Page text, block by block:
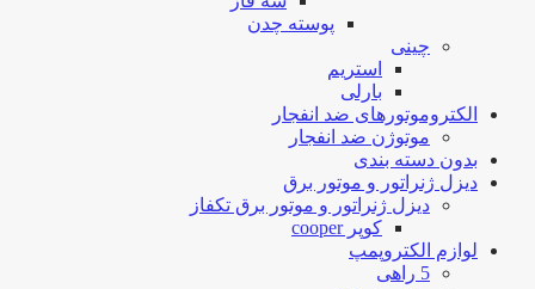
پوسته چدن
چینی
استریم
بارلی
الکتروموتورهای ضد انفجار
موتوژن ضد انفجار
بدون دسته بندی
دیزل ژنراتور و موتور برق
دیزل ژنراتور و موتور برق تکفاز
کوپر cooper
لوازم الکتروپمپ
5 راهی